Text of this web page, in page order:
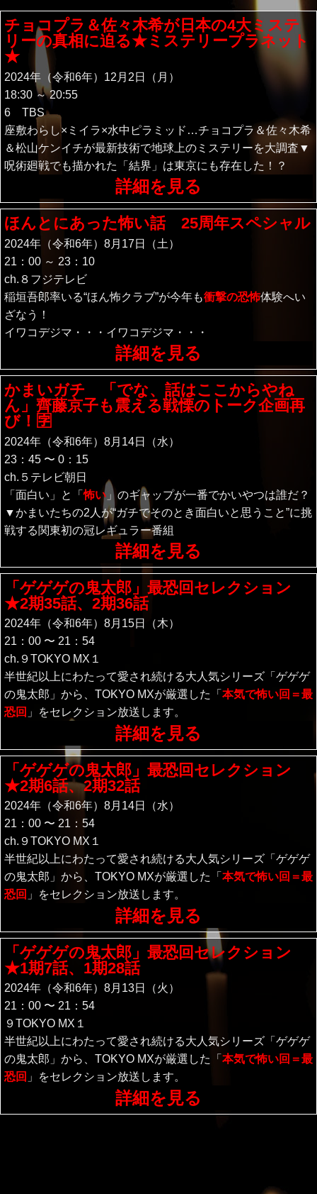
チョコプラ＆佐々木希が日本の4大ミステ
リーの真相に迫る★ミステリープラネット
★
2024年（令和6年）12月2日（月）
18:30 ～ 20:55
6 TBS
座敷わらし×ミイラ×水中ピラミッド…チョコプラ＆佐々木希
＆松山ケンイチが最新技術で地球上のミステリーを大調査▼
呪術廻戦でも描かれた「結界」は東京にも存在した！？
詳細を見る
ほんとにあった怖い話 25周年スペシャル
2024年（令和6年）8月17日（土）
21：00 ～ 23：10
ch.８フジテレビ
稲垣吾郎率いる“ほん怖クラブ”が今年も衝撃の恐怖体験へい
ざなう！
イワコデジマ・・・イワコデジマ・・・
詳細を見る
かまいガチ 「でな、話はここからやね
ん」齊藤京子も震える戦慄のトーク企画再
び！🈑
2024年（令和6年）8月14日（水）
23：45 〜 0：15
ch.５ テレビ朝日
「面白い」と「怖い」のギャップが一番でかいやつは誰だ？
▼かまいたちの2人が“ガチでそのとき面白いと思うこと”に挑
戦する関東初の冠レギュラー番組
詳細を見る
「ゲゲゲの鬼太郎」最恐回セレクション
★2期35話、2期36話
2024年（令和6年）8月15日（木）
21：00 〜 21：54
ch.９TOKYO MX１
半世紀以上にわたって愛され続ける大人気シリーズ「ゲゲゲ
の鬼太郎」から、TOKYO MXが厳選した「 本気で怖い回＝最
恐回 」をセレクション放送します。
詳細を見る
「ゲゲゲの鬼太郎」最恐回セレクション
★2期6話、2期32話
2024年（令和6年）8月14日（水）
21：00 〜 21：54
ch.９TOKYO MX１
半世紀以上にわたって愛され続ける大人気シリーズ「ゲゲゲ
の鬼太郎」から、TOKYO MXが厳選した「 本気で怖い回＝最
恐回 」をセレクション放送します。
詳細を見る
「ゲゲゲの鬼太郎」最恐回セレクション
★1期7話、1期28話
2024年（令和6年）8月13日（火）
21：00 〜 21：54
９TOKYO MX１
半世紀以上にわたって愛され続ける大人気シリーズ「ゲゲゲ
の鬼太郎」から、TOKYO MXが厳選した「 本気で怖い回＝最
恐回 」をセレクション放送します。
詳細を見る